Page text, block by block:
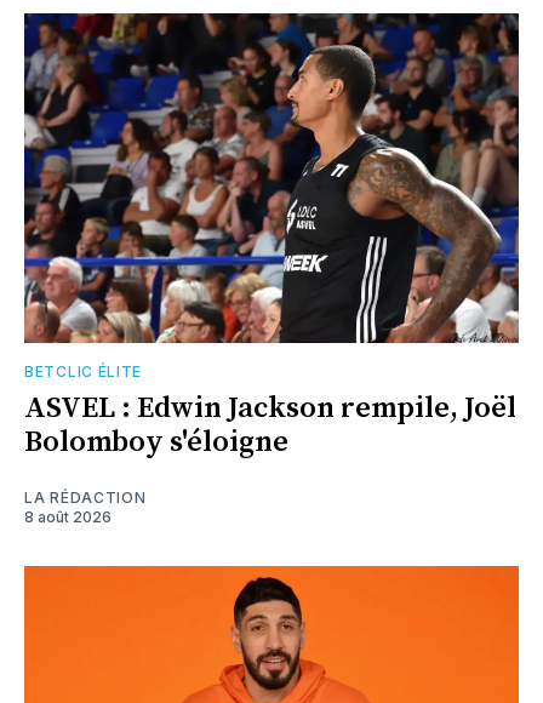
BETCLIC ÉLITE
ASVEL : Edwin Jackson rempile, Joël
Bolomboy s'éloigne
LA RÉDACTION
8 août 2026